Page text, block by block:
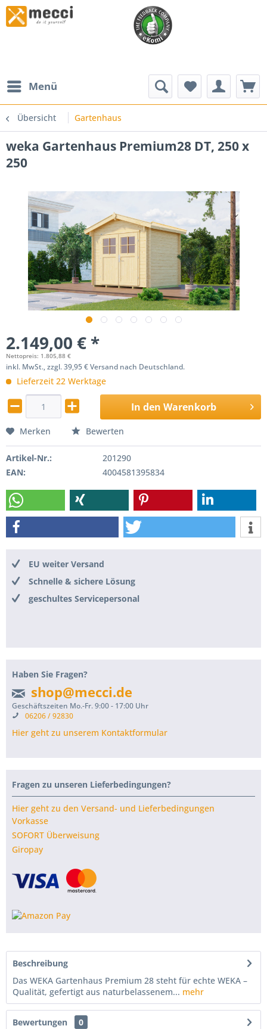
Menü
Übersicht Gartenhaus
weka Gartenhaus Premium28 DT, 250 x
250
2.149,00 € *
Nettopreis: 1.805,88 €
inkl. MwSt., zzgl. 39,95 € Versand nach Deutschland.
Lieferzeit 22 Werktage
In den Warenkorb
Merken Bewerten
Artikel-Nr.:
201290
EAN:
4004581395834
EU weiter Versand
Schnelle & sichere Lösung
geschultes Servicepersonal
Haben Sie Fragen?
shop@mecci.de
Geschäftszeiten Mo.-Fr. 9:00 - 17:00 Uhr
06206 / 92830
Hier geht zu unserem Kontaktformular
Fragen zu unseren Lieferbedingungen?
Hier geht zu den Versand- und Lieferbedingungen
Vorkasse
SOFORT Überweisung
Giropay
Beschreibung
Das WEKA Gartenhaus Premium 28 steht für echte WEKA –
Qualität, gefertigt aus naturbelassenem... mehr
Bewertungen
0